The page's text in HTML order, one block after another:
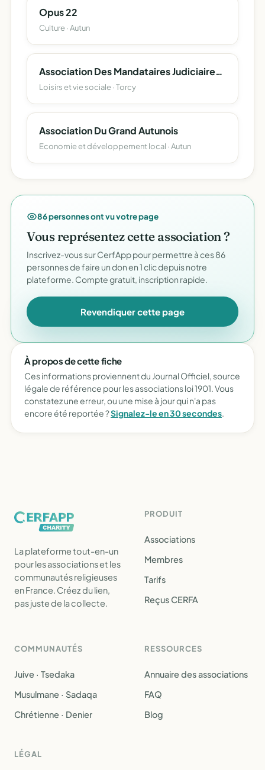
Opus 22
Culture · Autun
Association Des Mandataires Judiciaires Prives A La Protection Des Majeurs De Saone Et Loire
Loisirs et vie sociale · Torcy
Association Du Grand Autunois
Economie et développement local · Autun
86 personnes ont vu votre page
Vous représentez cette association ?
Inscrivez-vous sur CerfApp pour permettre à ces 86
personnes de faire un don en 1 clic depuis notre
plateforme. Compte gratuit, inscription rapide.
Revendiquer cette page
À propos de cette fiche
Ces informations proviennent du Journal Officiel, source
légale de référence pour les associations loi 1901. Vous
constatez une erreur, ou une mise à jour qui n'a pas
encore été reportée ?Signalez-le en 30 secondes.
La plateforme tout-en-un
pour les associations et les
communautés religieuses
en France. Créez du lien,
pas juste de la collecte.
PRODUIT
Associations
Membres
Tarifs
Reçus CERFA
COMMUNAUTÉS
Juive · Tsedaka
Musulmane · Sadaqa
Chrétienne · Denier
RESSOURCES
Annuaire des associations
FAQ
Blog
LÉGAL